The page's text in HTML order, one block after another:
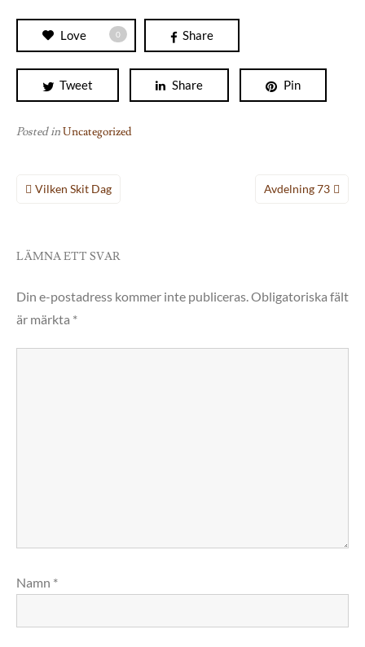
Love 0 Share
Tweet Share Pin
Posted inUncategorized
Inläggsnavigering
Vilken Skit Dag Avdelning 73
LÄMNA ETT SVAR
Din e-postadress kommer inte publiceras.Obligatoriska fält
är märkta *
Namn *